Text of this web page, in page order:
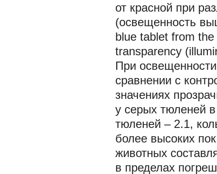
от красной при
(освещенность
blue tablet from
transparency
При
сравнении с
значениях
у серых тюленей
тюленей – 2.1,
более высоких
животных
в пределах